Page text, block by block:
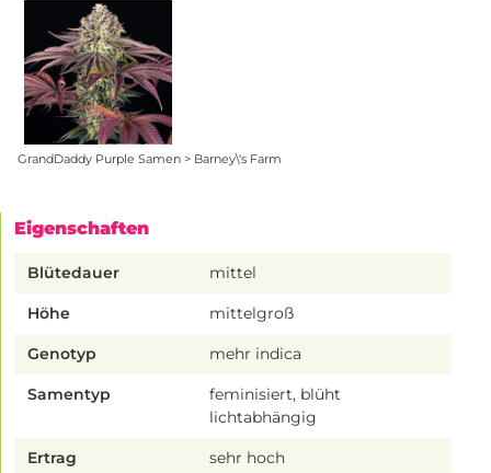
GrandDaddy Purple Samen > Barney\'s Farm
Eigenschaften
Blütedauer mittel
Höhe mittelgroß
Genotyp mehr indica
Samentyp
feminisiert, blüht
lichtabhängig
Ertrag sehr hoch